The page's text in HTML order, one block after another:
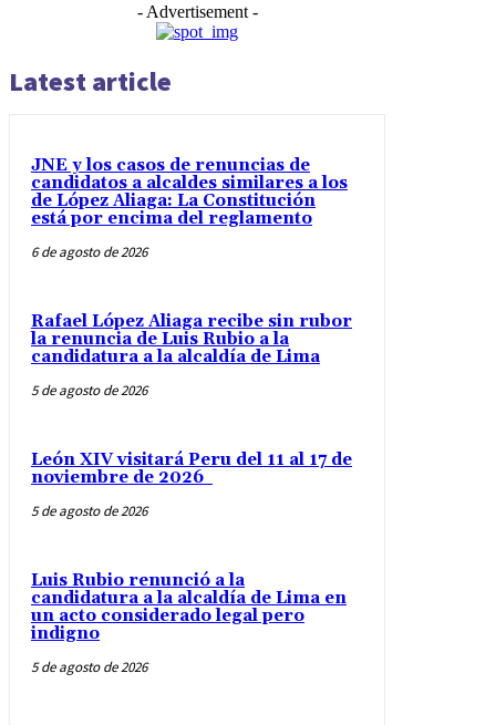
- Advertisement -
Latest article
JNE y los casos de renuncias de
candidatos a alcaldes similares a los
de López Aliaga: La Constitución
está por encima del reglamento
6 de agosto de 2026
Rafael López Aliaga recibe sin rubor
la renuncia de Luis Rubio a la
candidatura a la alcaldía de Lima
5 de agosto de 2026
León XIV visitará Peru del 11 al 17 de
noviembre de 2026
5 de agosto de 2026
Luis Rubio renunció a la
candidatura a la alcaldía de Lima en
un acto considerado legal pero
indigno
5 de agosto de 2026